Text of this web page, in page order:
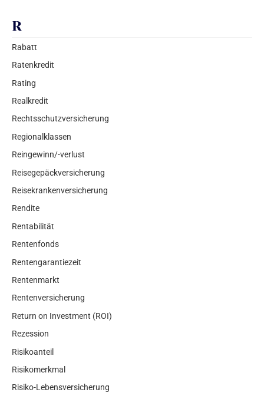
R
Rabatt
Ratenkredit
Rating
Realkredit
Rechtsschutzversicherung
Regionalklassen
Reingewinn/-verlust
Reisegepäckversicherung
Reisekrankenversicherung
Rendite
Rentabilität
Rentenfonds
Rentengarantiezeit
Rentenmarkt
Rentenversicherung
Return on Investment (ROI)
Rezession
Risikoanteil
Risikomerkmal
Risiko-Lebensversicherung